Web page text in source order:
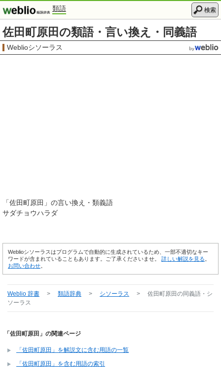
類語 検索
佐田町原田の類語・言い換え・同義語
Weblioシソーラス
「佐田町原田 」の言い換え・類義語
サダチョウハラダ
Weblioシソーラスはプログラムで自動的に生成されているため、一部不適切なキー
ワードが含まれていることもあります。ご了承くださいませ。 詳しい解説を見る
お問い合わせ
Weblio 辞書 > 類語辞典 > シソーラス > 佐田町原田の同義語・シ
ソーラス
「佐田町原田」の関連ページ
「佐田町原田」を解説文に含む用語の一覧
「佐田町原田」を含む用語の索引